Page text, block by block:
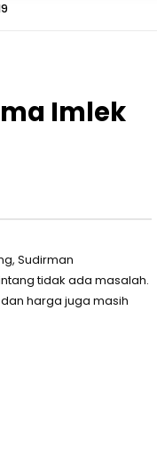
Imlek
Sudirman
tidak ada masalah.
harga juga masih